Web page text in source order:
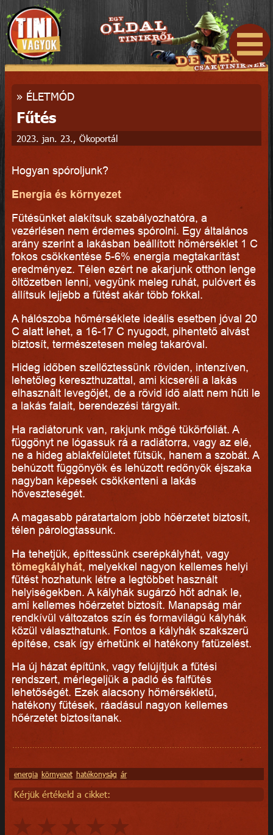
» ÉLETMÓD
Fűtés
2023. jan. 23., Ökoportál
Hogyan spóroljunk?
Energia és környezet
Fűtésünket alakítsuk szabályozhatóra, a
vezérlésen nem érdemes spórolni. Egy általános
arány szerint a lakásban beállított hőmérséklet 1 C
fokos csökkentése 5-6% energia megtakarítást
eredményez. Télen ezért ne akarjunk otthon lenge
öltözetben lenni, vegyünk meleg ruhát, pulóvert és
állítsuk lejjebb a fűtést akár több fokkal.
A hálószoba hőmérséklete ideális esetben jóval 20
C alatt lehet, a 16-17 C nyugodt, pihentető alvást
biztosít, természetesen meleg takaróval.
Hideg időben szellőztessünk röviden, intenzíven,
lehetőleg kereszthuzattal, ami kicseréli a lakás
elhasznált levegőjét, de a rövid idő alatt nem hűti le
a lakás falait, berendezési tárgyait.
Ha radiátorunk van, rakjunk mögé tükörfóliát. A
függönyt ne lógassuk rá a radiátorra, vagy az elé,
ne a hideg ablakfelületet fűtsük, hanem a szobát. A
behúzott függönyök és lehúzott redőnyök éjszaka
nagyban képesek csökkenteni a lakás
hőveszteségét.
A magasabb páratartalom jobb hőérzetet biztosít,
télen párologtassunk.
Ha tehetjük, építtessünk cserépkályhát, vagy
tömegkályhát, melyekkel nagyon kellemes helyi
fűtést hozhatunk létre a legtöbbet használt
helyiségekben. A kályhák sugárzó hőt adnak le,
ami kellemes hőérzetet biztosít. Manapság már
rendkívül változatos szín és formavilágú kályhák
közül választhatunk. Fontos a kályhák szakszerű
építése, csak így érhetünk el hatékony fatüzelést.
Ha új házat építünk, vagy felújítjuk a fűtési
rendszert, mérlegeljük a padló és falfűtés
lehetőségét. Ezek alacsony hőmérsékletű,
hatékony fűtések, ráadásul nagyon kellemes
hőérzetet biztosítanak.
energia környezet hatékonyság ár
Kérjük értékeld a cikket: